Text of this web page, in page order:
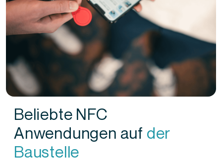
Beliebte NFC
Anwendungen auf der
Baustelle